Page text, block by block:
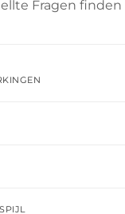
Fragen finden